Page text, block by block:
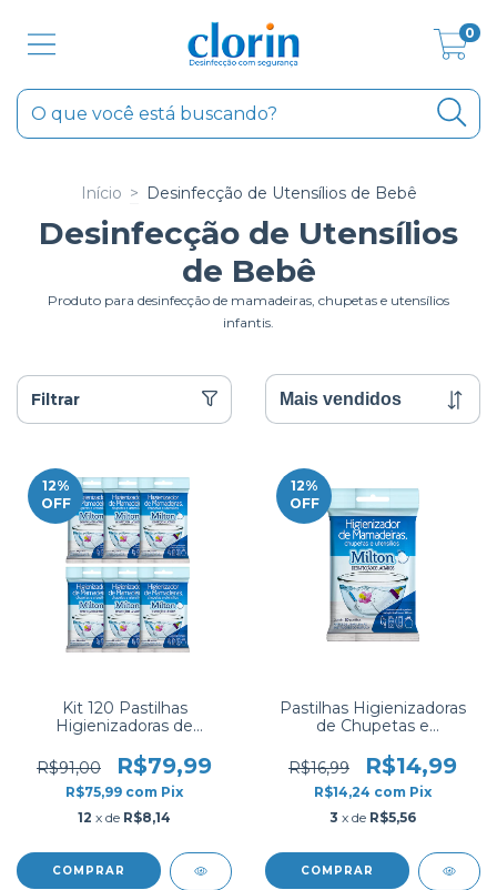
0
Início > Desinfecção de Utensílios de Bebê
Desinfecção de Utensílios
de Bebê
Produto para desinfecção de mamadeiras, chupetas e utensílios
infantis.
Filtrar
12%
OFF
Kit 120 Pastilhas
Higienizadoras de
Clorin Milton
R$91,00 R$79,99
R$75,99 com Pix
12 x de R$8,14
12%
OFF
Pastilhas Higienizadoras
de Chupetas e
R$16,99
R$14,99
R$14,24 com Pix
3 x de R$5,56